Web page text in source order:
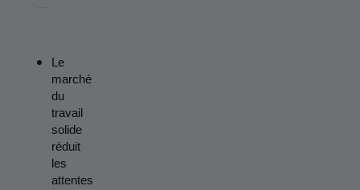
Le
marché
du
travail
solide
réduit
les
attentes